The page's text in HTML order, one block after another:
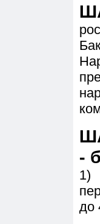
-
1)
до